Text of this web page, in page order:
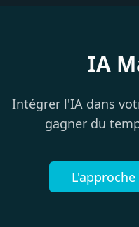
IA
Intégrer l'IA dans
gagner du